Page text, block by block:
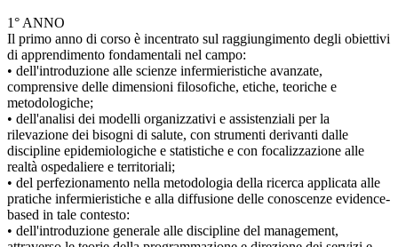
1° ANNO
Il primo anno di corso è incentrato sul raggiungimento degli obiettivi
di apprendimento fondamentali nel campo:
• dell'introduzione alle scienze infermieristiche avanzate,
comprensive delle dimensioni filosofiche, etiche, teoriche e
metodologiche;
• dell'analisi dei modelli organizzativi e assistenziali per la
rilevazione dei bisogni di salute, con strumenti derivanti dalle
discipline epidemiologiche e statistiche e con focalizzazione alle
realtà ospedaliere e territoriali;
• del perfezionamento nella metodologia della ricerca applicata alle
pratiche infermieristiche e alla diffusione delle conoscenze evidence-
based in tale contesto:
• dell'introduzione generale alle discipline del management,